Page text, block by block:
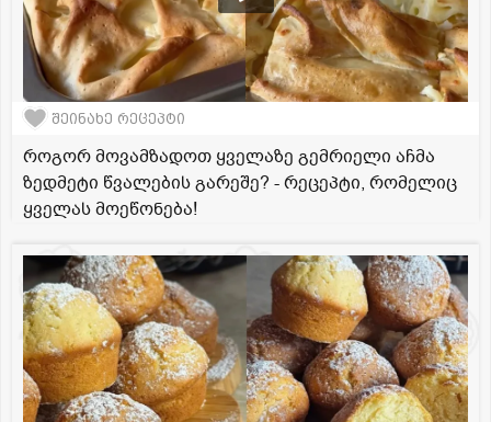
შეინახე რეცეპტი
როგორ მოვამზადოთ ყველაზე გემრიელი აჩმა
ზედმეტი წვალების გარეშე? - რეცეპტი, რომელიც
ყველას მოეწონება!